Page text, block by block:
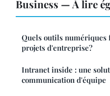
Business — À lire
Quels outils numériques
projets d'entreprise?
Intranet inside : une
communication d'équipe